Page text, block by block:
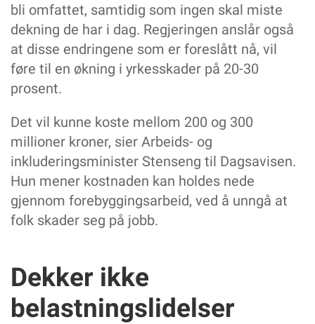
bli omfattet, samtidig som ingen skal miste
dekning de har i dag. Regjeringen anslår også
at disse endringene som er foreslått nå, vil
føre til en økning i yrkesskader på 20-30
prosent.
Det vil kunne koste mellom 200 og 300
millioner kroner, sier Arbeids- og
inkluderingsminister Stenseng til Dagsavisen.
Hun mener kostnaden kan holdes nede
gjennom forebyggingsarbeid, ved å unngå at
folk skader seg på jobb.
Dekker ikke
belastningslidelser